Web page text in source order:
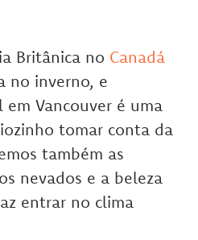
Britânica no Canadá
no inverno, e
Vancouver é uma
tomar conta da
também as
nevados e a beleza
entrar no clima